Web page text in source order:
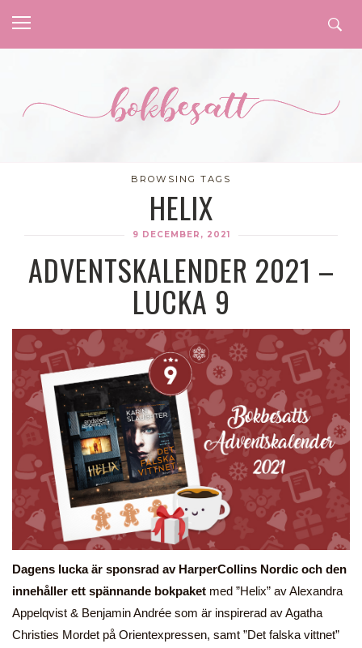
BROWSING TAGS
HELIX
9 DECEMBER, 2021
ADVENTSKALENDER 2021 –
LUCKA 9
Dagens lucka är sponsrad av HarperCollins Nordic och den
innehåller ett spännande bokpaket med ”Helix” av Alexandra
Appelqvist & Benjamin Andrée som är inspirerad av Agatha
Christies Mordet på Orientexpressen, samt ”Det falska vittnet”